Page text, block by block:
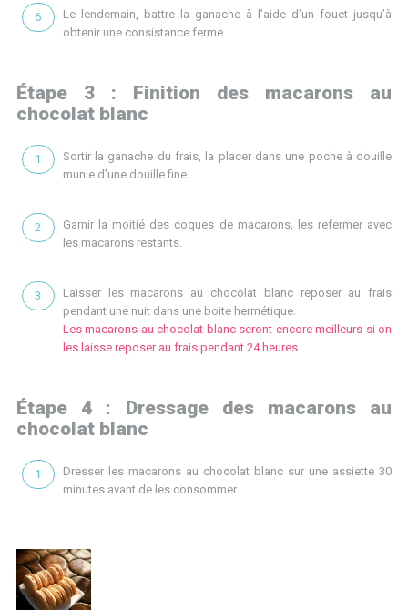
Le lendemain, battre la ganache à l’aide d’un fouet jusqu’à
obtenir une consistance ferme.
Étape 3 : Finition des macarons au
chocolat blanc
Sortir la ganache du frais, la placer dans une poche à douille
munie d’une douille fine.
Garnir la moitié des coques de macarons, les refermer avec
les macarons restants.
Laisser les macarons au chocolat blanc reposer au frais
pendant une nuit dans une boite hermétique.
Les macarons au chocolat blanc seront encore meilleurs si on
les laisse reposer au frais pendant 24 heures.
Étape 4 : Dressage des macarons au
chocolat blanc
Dresser les macarons au chocolat blanc sur une assiette 30
minutes avant de les consommer.